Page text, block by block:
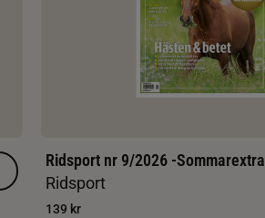
Ridsport nr 9/2026 -Sommarextra
Ridsport
139 kr